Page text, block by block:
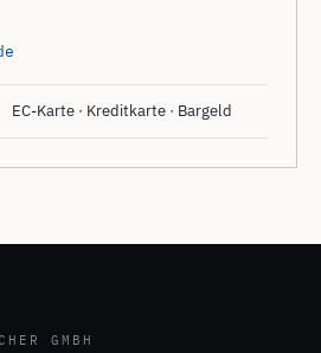
EC-Karte · Kreditkarte · Bargeld
GMBH